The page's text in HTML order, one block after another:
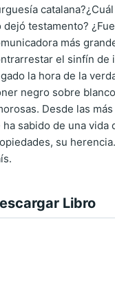
dejó testamento?
más
el sinfín de
la hora de la
negro sobre
Desde las
ha sabido de una
su
Libro